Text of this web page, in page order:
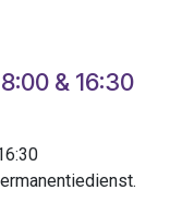
& 16:30